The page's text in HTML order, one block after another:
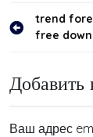
trend
free
Добавить
Ваш адрес